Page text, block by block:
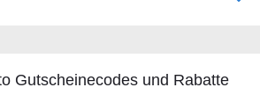
Gutscheineсodes und Rabatte